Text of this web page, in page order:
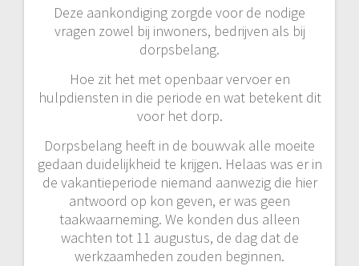
Deze aankondiging zorgde voor de nodige
vragen zowel bij inwoners, bedrijven als bij
dorpsbelang.
Hoe zit het met openbaar vervoer en
hulpdiensten in die periode en wat betekent dit
voor het dorp.
Dorpsbelang heeft in de bouwvak alle moeite
gedaan duidelijkheid te krijgen. Helaas was er in
de vakantieperiode niemand aanwezig die hier
antwoord op kon geven, er was geen
taakwaarneming. We konden dus alleen
wachten tot 11 augustus, de dag dat de
werkzaamheden zouden beginnen.